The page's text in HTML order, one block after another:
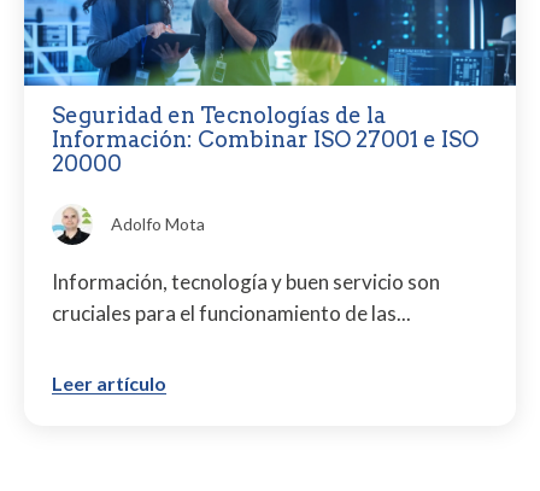
Seguridad en Tecnologías de la
Información: Combinar ISO 27001 e ISO
20000
Adolfo Mota
Información, tecnología y buen servicio son
cruciales para el funcionamiento de las...
Leer artículo